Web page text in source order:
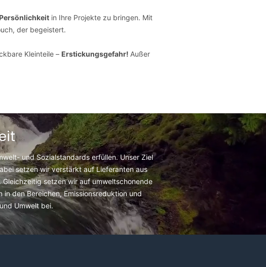
in Ihre Projekte zu bringen. Mit
der begeistert.
Kleinteile – Erstickungsgefahr! Außer
und Sozialstandards erfüllen. Unser Ziel
setzen wir verstärkt auf Lieferanten aus
setzen wir auf umweltschonende
den Bereichen, Emissionsreduktion und
Umwelt bei.